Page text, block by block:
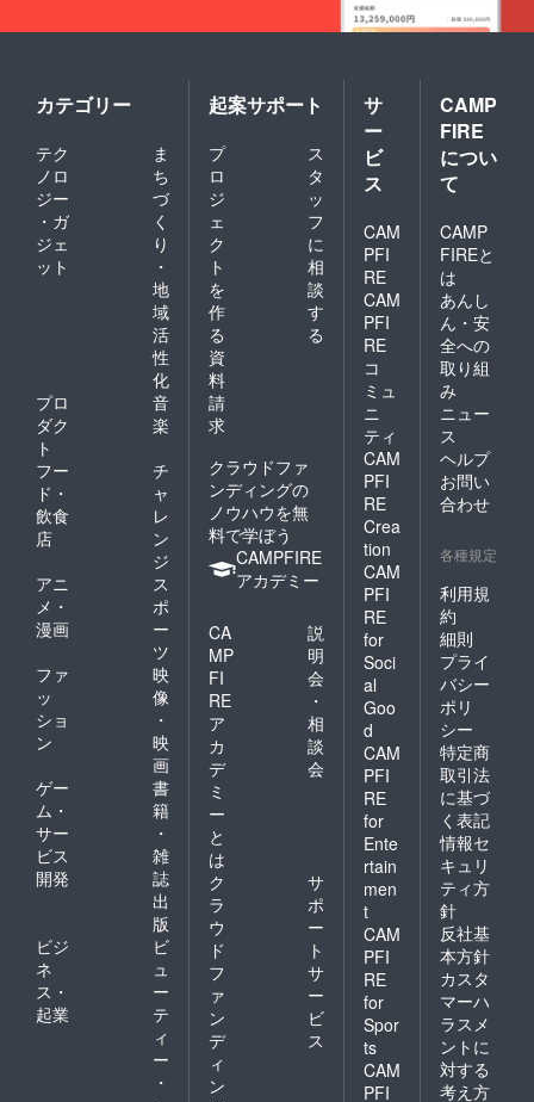
カテゴリー
テク
ノロ
ジー
・ガ
ジェ
ット
ま
ち
づ
く
り
・
地
域
活
性
化
プロ
ダク
ト
音
楽
フー
ド・
飲食
店
チ
ャ
レ
ン
ジ
アニ
メ・
漫画
ス
ポ
ー
ツ
ファ
ッ
ショ
ン
映
像
・
映
画
ゲー
ム・
サー
ビス
開発
書
籍
・
雑
誌
出
版
ビジ
ネ
ス・
起業
ビ
ュ
ー
テ
ィ
ー
・
起案サポート
プ
ロ
ジ
ェ
ク
ト
を
作
る
ス
タ
ッ
フ
に
相
談
す
る
資
料
請
求
クラウドファ
ンディングの
ノウハウを無
料で学ぼう
CAMPFIRE
アカデミー
CA
MP
FI
RE
ア
カ
デ
ミ
ー
と
は
説
明
会
・
相
談
会
ク
ラ
ウ
ド
フ
ァ
ン
デ
ィ
ン
サ
ポ
ー
ト
サ
ー
ビ
ス
サ
ー
ビ
ス
CAM
PFI
RE
CAM
PFI
RE
コ
ミュ
ニ
ティ
CAM
PFI
RE
Crea
tion
CAM
PFI
RE
for
Soci
al
Goo
d
CAM
PFI
RE
for
Ente
rtain
men
t
CAM
PFI
RE
for
Spor
ts
CAM
PFI
CAMP
FIRE
につい
て
CAMP
FIREと
は
あんし
ん・安
全への
取り組
み
ニュー
ス
ヘルプ
お問い
合わせ
各種規定
利用規
約
細則
プライ
バシー
ポリ
シー
特定商
取引法
に基づ
く表記
情報セ
キュリ
ティ方
針
反社基
本方針
カスタ
マーハ
ラスメ
ントに
対する
考え方